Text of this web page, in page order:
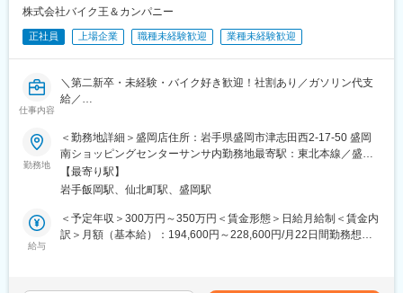
■キャリアパス
整備のエキスパートや管理職など選択できる様々なキャリアプラ
＜査定・買取の流れ＞
（1）ご予約いただいたお客様先に訪問していただきます。
（2）バイクのメーカーや年式などの情報をタブレットに入力し
て、査定担当に送信します。（入力マニュアルが用意されている
ため、特別な経験・知識は不要です）
（3）査定結果（買取額）をお客様に提示します。
（4）買取が成立したら、バイクをトラック（AT可）に乗せて帰
※訪問数は1日3～4件程度。お伺いしたお客様の8割程度が買取成
立しています。
■ポジションの魅力
Ｌ役員等上位者が月半分くらい現場に足を運んでおり、活躍して
る方や頑張っている方を評価します！
株式会社バイク王＆カンパニー
正社員 上場企業 職種未経験歓迎 業種未経験歓迎
仕事内容
＼第二新卒・未経験・バイク好き歓迎！社割あり／ガソリン代支
給／
◆正社員デビューも歓迎／店長やエリアマネージャー・本社職へ
のキャリアUPも◆社割あり／車・バイク通勤可能・ガソリン代支
給／正社員◆知名度抜群の東証スタンダード上場／残業10Ｈ】
当社の運営する店舗での接客・販売をお任せします。
■業務内容
勤務地
＜勤務地詳細＞盛岡店住所：岩手県盛岡市津志田西2-17-50 盛岡
南ショッピングセンターサンサ内勤務地最寄駅：東北本線／盛岡
駅受動喫煙対策：屋内喫煙可能場所あり変更の範囲：会社の定め
る事業所
【最寄り駅】
岩手飯岡駅、仙北町駅、盛岡駅
給与
＜予定年収＞300万円～350万円＜賃金形態＞日給月給制＜賃金内
訳＞月額（基本給）：194,600円～228,600円/月22日間勤務想定